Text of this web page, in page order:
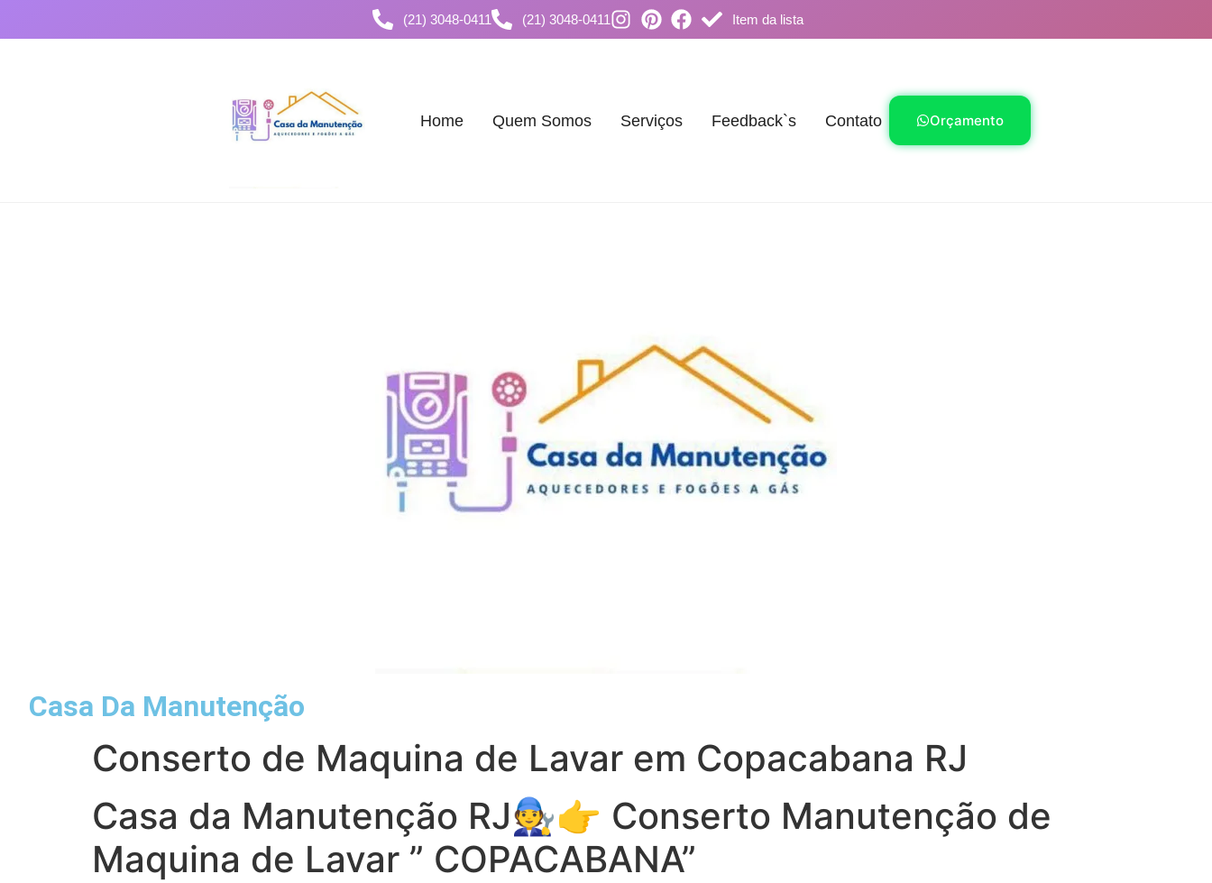
(21) 3048-0411 (21) 3048-0411 Item da lista
Home Quem Somos Serviços Feedback`s Contato Orçamento
Casa Da Manutenção
Conserto de Maquina de Lavar em Copacabana RJ
Casa da Manutenção RJ🧑‍🔧👉 Conserto Manutenção de
Maquina de Lavar ” COPACABANA”